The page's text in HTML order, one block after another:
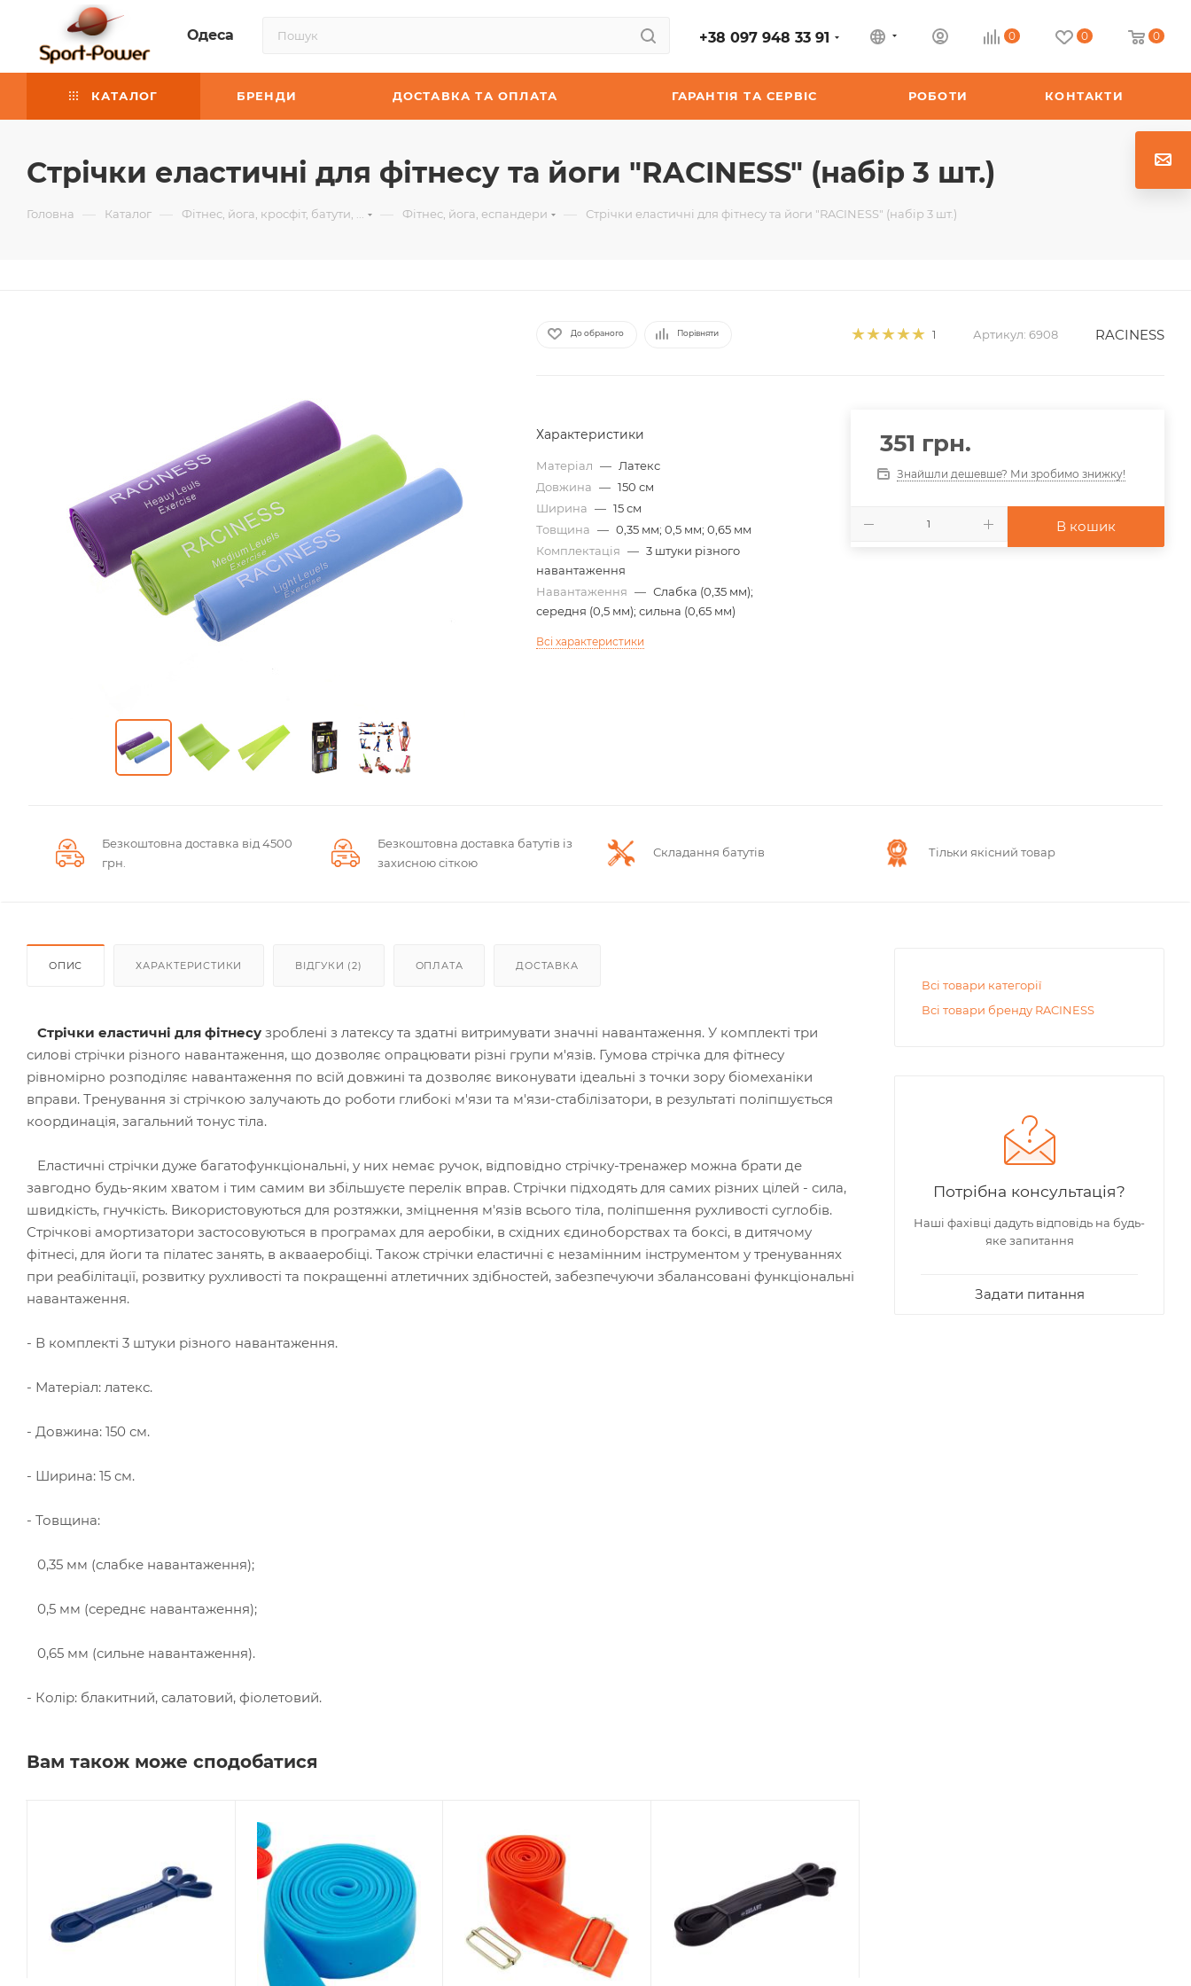
Одеса +38 097 948 33 91 0 0 0
КАТАЛОГ БРЕНДИ ДОСТАВКА ТА ОПЛАТА ГАРАНТІЯ ТА СЕРВІС РОБОТИ КОНТАКТИ
Стрічки еластичні для фітнесу та йоги "RACINESS" (набір 3 шт.)
Головна — Каталог — Фітнес, йога, кросфіт, батути, ... — Фітнес, йога, еспандери — Стрічки еластичні для фітнесу та йоги "RACINESS" (набір 3 шт.)
До обраного Порівняти 1 Артикул: 6908 RACINESS
Характеристики
Матеріал — Латекс
Довжина — 150 см
Ширина — 15 см
Товщина — 0,35 мм; 0,5 мм; 0,65 мм
Комплектація — 3 штуки різного
навантаження
Навантаження — Слабка (0,35 мм);
середня (0,5 мм); сильна (0,65 мм)
Всі характеристики
351 грн.
Знайшли дешевше? Ми зробимо знижку!
В кошик
Безкоштовна доставка від 4500
грн.
Безкоштовна доставка батутів із
захисною сіткою
Складання батутів Тільки якісний товар
ОПИС ХАРАКТЕРИСТИКИ ВІДГУКИ (2) ОПЛАТА ДОСТАВКА
Стрічки еластичні для фітнесу зроблені з латексу та здатні витримувати значні навантаження. У комплекті три
силові стрічки різного навантаження, що дозволяє опрацювати різні групи м'язів. Гумова стрічка для фітнесу
рівномірно розподіляє навантаження по всій довжині та дозволяє виконувати ідеальні з точки зору біомеханіки
вправи. Тренування зі стрічкою залучають до роботи глибокі м'язи та м'язи-стабілізатори, в результаті поліпшується
координація, загальний тонус тіла.
Еластичні стрічки дуже багатофункціональні, у них немає ручок, відповідно стрічку-тренажер можна брати де
завгодно будь-яким хватом і тим самим ви збільшуєте перелік вправ. Стрічки підходять для самих різних цілей - сила,
швидкість, гнучкість. Використовуються для розтяжки, зміцнення м'язів всього тіла, поліпшення рухливості суглобів.
Стрічкові амортизатори застосовуються в програмах для аеробіки, в східних єдиноборствах та боксі, в дитячому
фітнесі, для йоги та пілатес занять, в аквааеробіці. Також стрічки еластичні є незамінним інструментом у тренуваннях
при реабілітації, розвитку рухливості та покращенні атлетичних здібностей, забезпечуючи збалансовані функціональні
навантаження.
- В комплекті 3 штуки різного навантаження.
- Матеріал: латекс.
- Довжина: 150 см.
- Ширина: 15 см.
- Товщина:
0,35 мм (слабке навантаження);
0,5 мм (середнє навантаження);
0,65 мм (сильне навантаження).
- Колір: блакитний, салатовий, фіолетовий.
Вам також може сподобатися
Всі товари категорії
Всі товари бренду RACINESS
Потрібна консультація?
Наші фахівці дадуть відповідь на будь-
яке запитання
Задати питання